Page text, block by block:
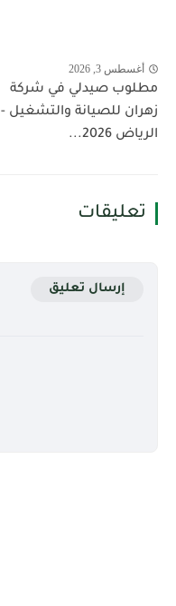
أغسطس 3, 2026
مطلوب صيدلي في شركة
زهران للصيانة والتشغيل -
الرياض 2026...
تعليقات
إرسال تعليق